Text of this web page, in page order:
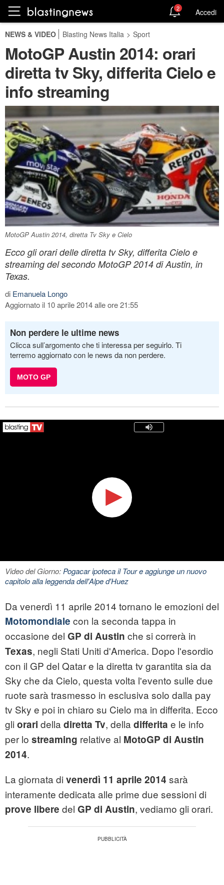
2 Accedi
NEWS & VIDEO Blasting News Italia > Sport
MotoGP Austin 2014: orari
diretta tv Sky, differita Cielo e
info streaming
MotoGP Austin 2014, diretta Tv Sky e Cielo
Ecco gli orari delle diretta tv Sky, differita Cielo e
streaming del secondo MotoGP 2014 di Austin, in
Texas.
di Emanuela Longo
Aggiornato il 10 aprile 2014 alle ore 21:55
Non perdere le ultime news
Clicca sull’argomento che ti interessa per seguirlo. Ti
terremo aggiornato con le news da non perdere.
MOTO GP
Video del Giorno:Pogacar ipoteca il Tour e aggiunge un nuovo
capitolo alla leggenda dell'Alpe d'Huez
Da venerdì 11 aprile 2014 tornano le emozioni del
Motomondiale con la seconda tappa in
occasione del GP di Austin che si correrà in
Texas, negli Stati Uniti d'America. Dopo l'esordio
con il GP del Qatar e la diretta tv garantita sia da
Sky che da Cielo, questa volta l'evento sulle due
ruote sarà trasmesso in esclusiva solo dalla pay
tv Sky e poi in chiaro su Cielo ma in differita. Ecco
gli orari della diretta Tv, della differita e le info
per lo streaming relative al MotoGP di Austin
2014.
La giornata di venerdì 11 aprile 2014 sarà
interamente dedicata alle prime due sessioni di
prove libere del GP di Austin, vediamo gli orari.